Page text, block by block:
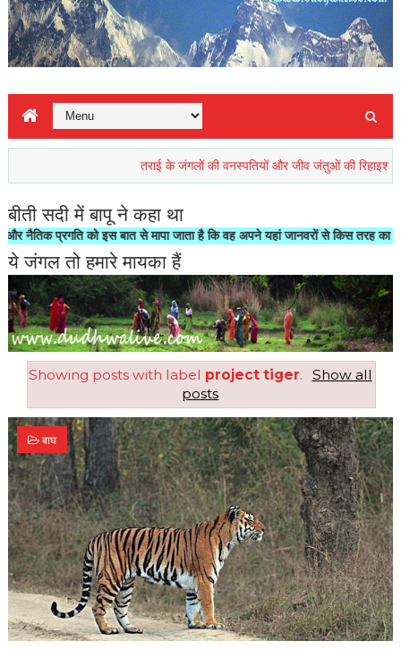
तराई के जंगलों की वनस्पतियों और जीव जंतुओं की रिहाइश खतरें में
बीती सदी में बापू ने कहा था
प्रगति को इस बात से मापा जाता है कि वह अपने यहां जानवरों से किस तरह का सलूक
ये जंगल तो हमारे मायका हैं
Showing posts with label project tiger.
Show all
posts
बाघ